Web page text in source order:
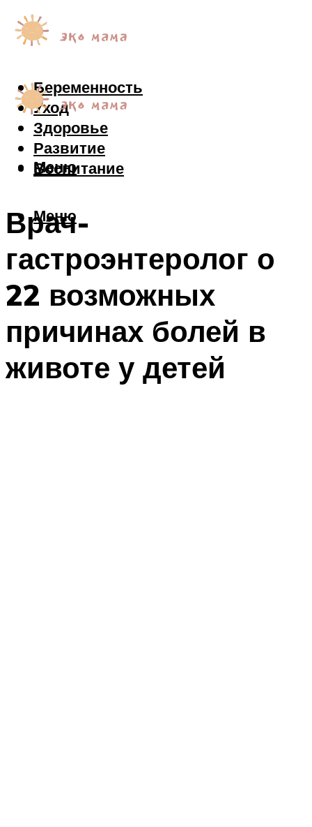
Беременность
Уход
Здоровье
Развитие
Воспитание
Меню
Меню
Врач-
гастроэнтеролог о
22 возможных
причинах болей в
животе у детей